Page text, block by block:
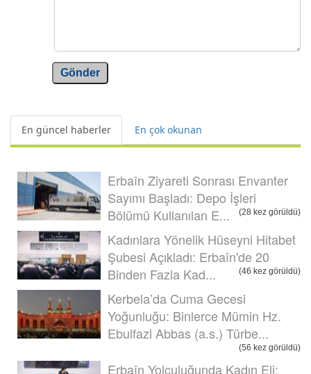
Gönder
En güncel haberler En çok okunan
Erbaîn Ziyareti Sonrası Envanter
Sayımı Başladı: Depo İşleri
Bölümü Kullanılan E...
(28 kez görüldü)
Kadınlara Yönelik Hüseyni Hitabet
Şubesi Açıkladı: Erbaîn'de 20
Binden Fazla Kad...
(46 kez görüldü)
Kerbela’da Cuma Gecesi
Yoğunluğu: Binlerce Mümin Hz.
Ebulfazl Abbas (a.s.) Türbe...
(56 kez görüldü)
Erbaîn Yolculuğunda Kadın Eli: